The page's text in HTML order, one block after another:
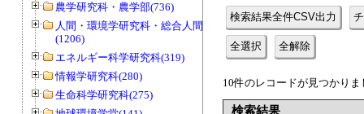
農学研究科・農学部(736)
人間・環境学研究科・総合人間学部
(1206)
エネルギー科学研究科(319)
情報学研究科(280)
生命科学研究科(275)
検索結果全件CSV出力
全選択 全解除
10件のレコードが見つかり
検索結果